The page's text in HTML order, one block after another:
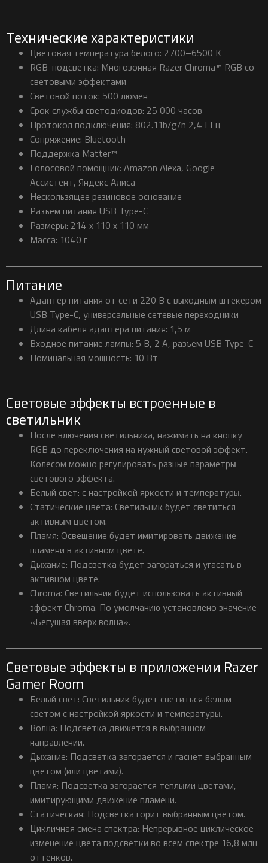
Технические характеристики
Цветовая температура белого: 2700–6500 K
RGB-подсветка: Многозонная Razer Chroma™ RGB со
световыми эффектами
Световой поток: 500 люмен
Срок службы светодиодов: 25 000 часов
Протокол подключения: 802.11b/g/n 2,4 ГГц
Сопряжение: Bluetooth
Поддержка Matter™
Голосовой помощник: Amazon Alexa, Google
Ассистент, Яндекс Алиса
Нескользящее резиновое основание
Разъем питания USB Type-C
Размеры: 214 x 110 x 110 мм
Масса: 1040 г
Питание
Адаптер питания от сети 220 В с выходным штекером
USB Type-C, универсальные сетевые переходники
Длина кабеля адаптера питания: 1,5 м
Входное питание лампы: 5 В, 2 А, разъем USB Type-C
Номинальная мощность: 10 Вт
Световые эффекты встроенные в
светильник
После влючения светильника, нажимать на кнопку
RGB до переключения на нужный световой эффект.
Колесом можно регулировать разные параметры
светового эффекта.
Белый свет: с настройкой яркости и температуры.
Статические цвета: Светильник будет светиться
активным цветом.
Пламя: Освещение будет имитировать движение
пламени в активном цвете.
Дыхание: Подсветка будет загораться и угасать в
активном цвете.
Chroma: Светильник будет использовать активный
эффект Chroma. По умолчанию установлено значение
«Бегущая вверх волна».
Световые эффекты в приложении Razer
Gamer Room
Белый свет: Светильник будет светиться белым
светом с настройкой яркости и температуры.
Волна: Подсветка движется в выбранном
направлении.
Дыхание: Подсветка загорается и гаснет выбранным
цветом (или цветами).
Пламя: Подсветка загорается теплыми цветами,
имитирующими движение пламени.
Статическая: Подсветка горит выбранным цветом.
Цикличная смена спектра: Непрерывное циклическое
изменение цвета подсветки во всем спектре 16,8 млн
оттенков.